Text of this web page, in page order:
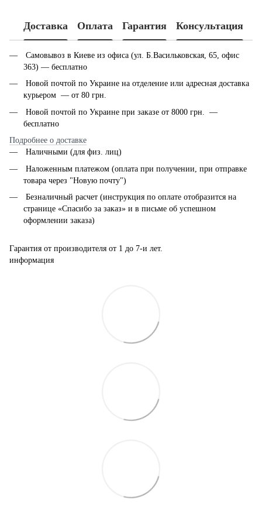
Доставка Оплата Гарантия Консультация
Самовывоз в Киеве из офиса (ул. Б.Васильковская, 65, офис
363) — бесплатно
Новой почтой по Украине на отделение или адресная доставка
курьером — от 80 грн.
Новой почтой по Украине при заказе от 8000 грн. —
бесплатно
Подробнее о доставке
Наличными (для физ. лиц)
Наложенным платежом (оплата при получении, при отправке
товара через "Новую почту")
Безналичный расчет (инструкция по оплате отобразится на
странице «Спасибо за заказ» и в письме об успешном
оформлении заказа)
Гарантия от производителя от 1 до 7-и лет.
информация